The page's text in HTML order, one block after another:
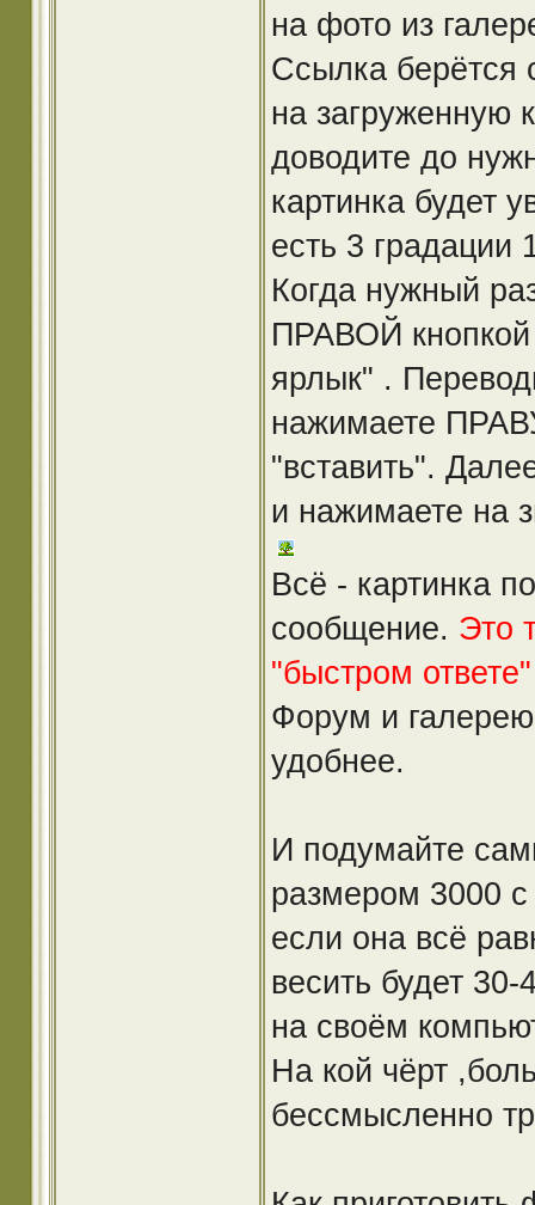
на фото из
Ссылка
на загруженную
доводите до
картинка будет
есть 3 градации
Когда нужный
ПРАВОЙ
ярлык" .
нажимаете
"вставить".
и нажимаете на
Всё - картинка
сообщение. Это
"быстром ответе"
Форум и
удобнее.
И подумайте
размером 3000
если она всё
весить будет
на своём
На кой чёрт
бессмысленно